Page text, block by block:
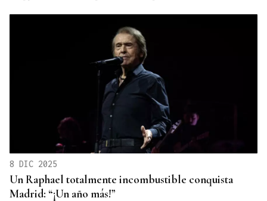
8 DIC 2025
Un Raphael totalmente incombustible conquista
Madrid: “¡Un año más!”